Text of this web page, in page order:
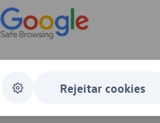
Rejeitar cookies